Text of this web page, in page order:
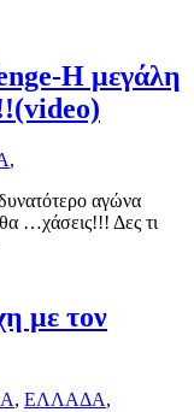
Η μεγάλη
,
αγώνα
…χάσεις!!! Δες τι
με τον
, ΕΛΛΑΔΑ,